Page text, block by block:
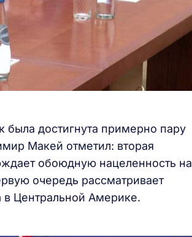
достигнута примерно пару
Макей отметил: вторая
обоюдную нацеленность на
очередь рассматривает
в Центральной Америке.